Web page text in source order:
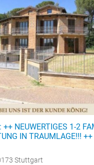
++ NEUWERTIGES 1-2
IN TRAUMLAGE!!!
Stuttgart